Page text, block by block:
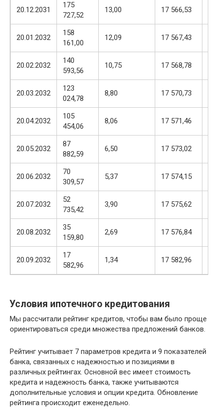
20.12.2031
175
727,52
13,00 17 566,53
20.01.2032
158
161,00
12,09 17 567,43
20.02.2032
140
593,56
10,75 17 568,78
20.03.2032
123
024,78
8,80 17 570,73
20.04.2032
105
454,06
8,06 17 571,46
20.05.2032
87
882,59
6,50 17 573,02
20.06.2032
70
309,57
5,37 17 574,15
20.07.2032
52
735,42
3,90 17 575,62
20.08.2032
35
159,80
2,69 17 576,84
20.09.2032
17
582,96
1,34 17 582,96
Условия ипотечного кредитования
Мы рассчитали рейтинг кредитов, чтобы вам было проще
ориентироваться среди множества предложений банков.
Рейтинг учитывает 7 параметров кредита и 9 показателей
банка, связанных с надежностью и позициями в
различных рейтингах. Основной вес имеет стоимость
кредита и надежность банка, также учитываются
дополнительные условия и опции кредита. Обновление
рейтинга происходит еженедельно.